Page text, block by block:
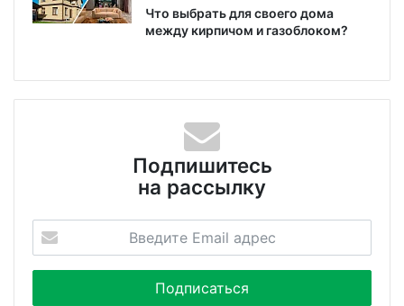
Что выбрать для своего дома
между кирпичом и газоблоком?
Подпишитесь
на рассылку